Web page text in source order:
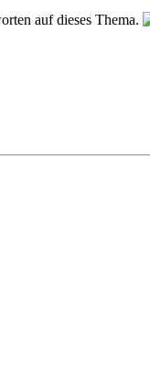
auf dieses Thema.